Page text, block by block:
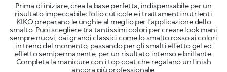
Prima di iniziare, crea la base perfetta, indispensabile per un
risultato impeccabile: l’olio cuticole e i trattamenti nutrienti
KIKO preparano le unghie al meglio per l’applicazione dello
smalto. Puoi scegliere tra tantissimi colori per creare look mani
sempre nuovi, dai grandi classici come lo smalto rosso ai colori
in trend del momento, passando per gli smalti effetto gel ed
effetto semipermanente, per un risultato intenso e brillante.
Completa la manicure con i top coat che regalano un finish